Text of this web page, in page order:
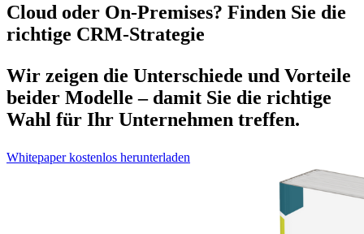
Cloud oder On-Premises? Finden Sie die
richtige CRM-Strategie
Wir zeigen die Unterschiede und Vorteile
beider Modelle – damit Sie die richtige
Wahl für Ihr Unternehmen treffen.
Whitepaper kostenlos herunterladen